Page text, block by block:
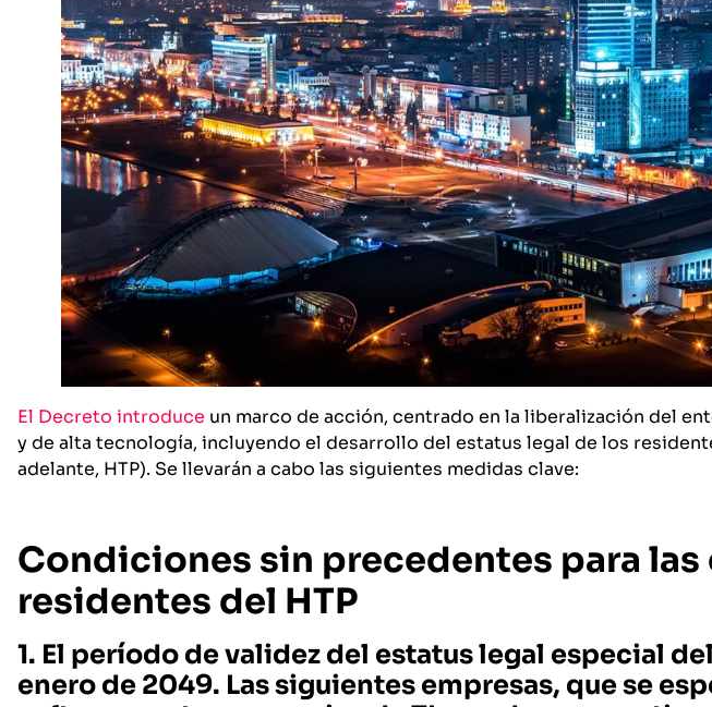
El Decreto introduce un marco de acción, centrado en la liberalización del
y de alta tecnología, incluyendo el desarrollo del estatus legal de los
adelante, HTP). Se llevarán a cabo las siguientes medidas clave:
Condiciones sin precedentes para las
residentes del HTP
1. El período de validez del estatus legal especial
enero de 2049. Las siguientes empresas, que se